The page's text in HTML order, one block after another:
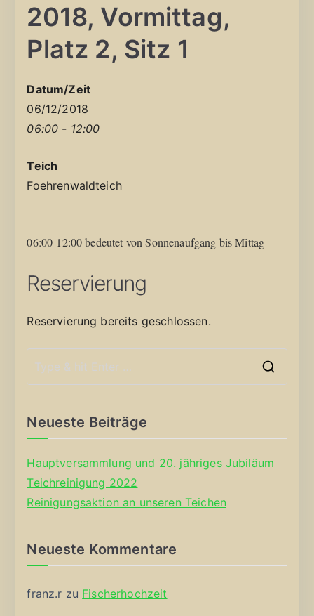
2018, Vormittag,
Platz 2, Sitz 1
Datum/Zeit
06/12/2018
06:00 - 12:00
Teich
Foehrenwaldteich
06:00-12:00 bedeutet von Sonnenaufgang bis Mittag
Reservierung
Reservierung bereits geschlossen.
Neueste Beiträge
Hauptversammlung und 20. jähriges Jubiläum
Teichreinigung 2022
Reinigungsaktion an unseren Teichen
Neueste Kommentare
franz.r zu Fischerhochzeit